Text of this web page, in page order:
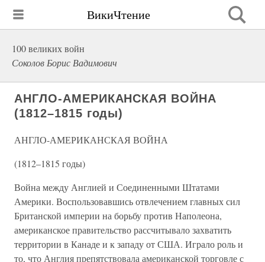
ВикиЧтение
100 великих войн
Соколов Борис Вадимович
АНГЛО-АМЕРИКАНСКАЯ ВОЙНА
(1812–1815 годы)
АНГЛО-АМЕРИКАНСКАЯ ВОЙНА
(1812–1815 годы)
Война между Англией и Соединенными Штатами
Америки. Воспользовавшись отвлечением главных сил
Британской империи на борьбу против Наполеона,
американское правительство рассчитывало захватить
территории в Канаде и к западу от США. Играло роль и
то, что Англия препятствовала американской торговле с